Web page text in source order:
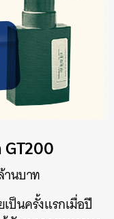
านบาท
เป็นครั้งแรกเมื่อปี